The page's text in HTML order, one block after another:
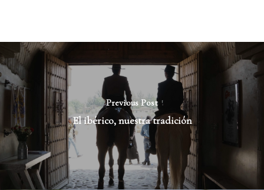
Previous Post
El ibérico, nuestra tradición